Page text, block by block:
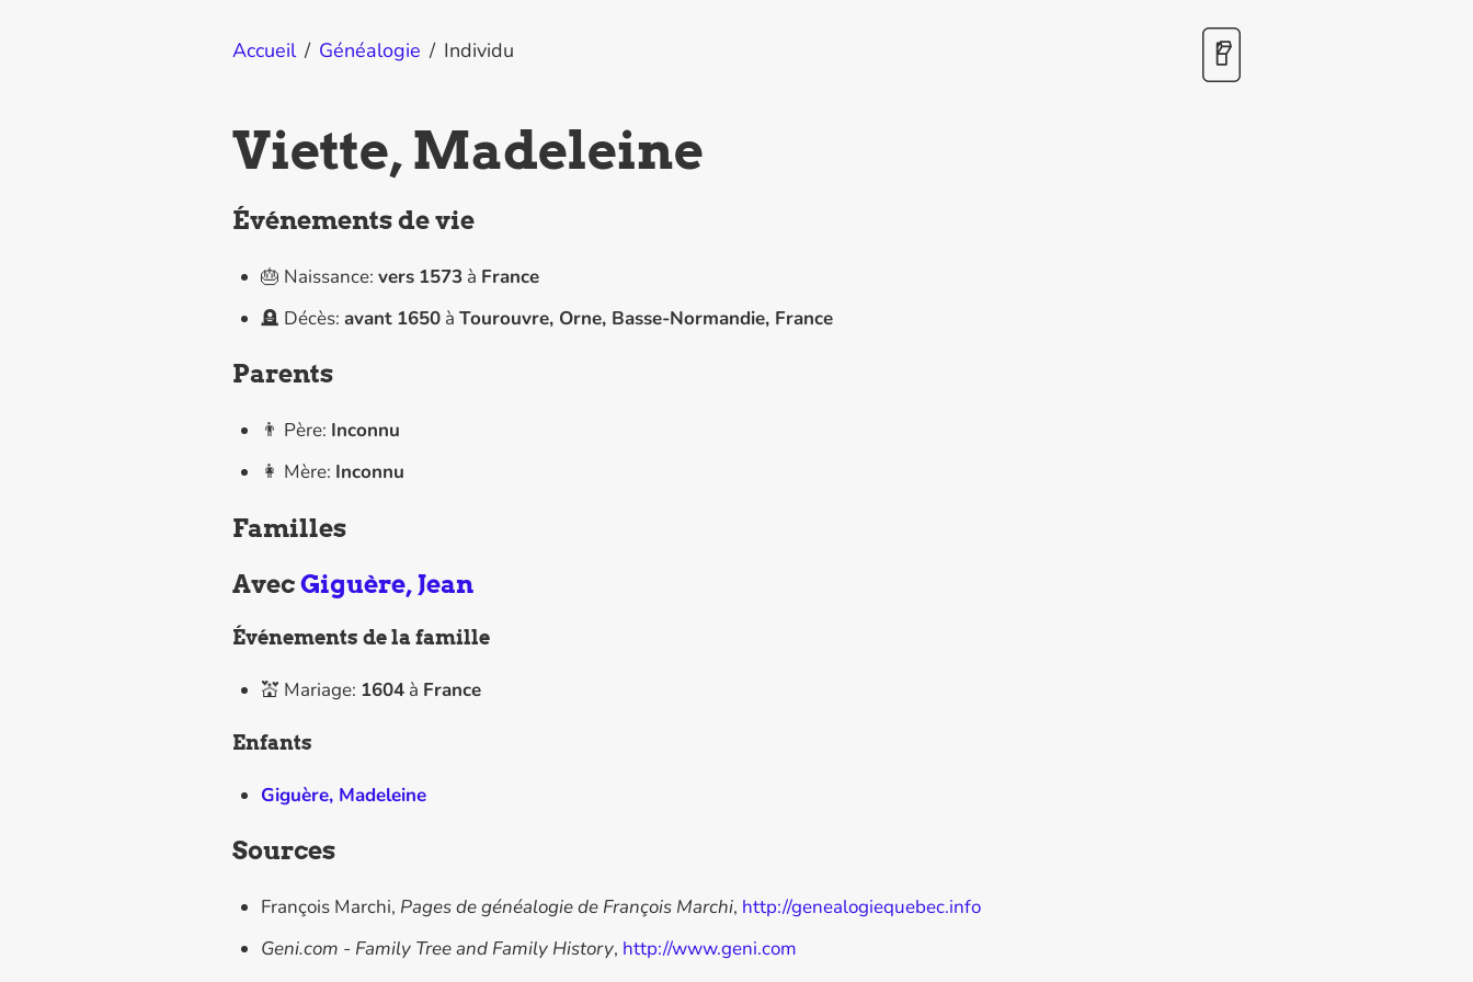
Accueil / Généalogie / Individu
Viette, Madeleine
Événements de vie
🎂 Naissance: vers 1573à France
🪦 Décès: avant 1650à Tourouvre, Orne, Basse-Normandie, France
Parents
👨 Père: Inconnu
👩 Mère: Inconnu
Familles
AvecGiguère, Jean
Événements de la famille
💒 Mariage: 1604à France
Enfants
Giguère, Madeleine
Sources
François Marchi, Pages de généalogie de François Marchi, http://genealogiequebec.info
Geni.com - Family Tree and Family History, http://www.geni.com